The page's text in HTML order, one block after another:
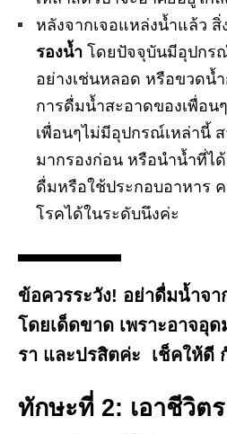
หลังจากเจอแหล่งน้ำแล้ว สิ่
รองน้ำ โดยปัจจุบันมีอุปกร
อย่างเช่นหลอด หรือขวดน้
การดื่มน้ำสะอาดของเพื่อ
เพื่อนๆไม่มีอุปกรณ์เหล่านี้
มากรองก่อน หรือนำน้ำที่ไ
ดื่มหรือใช้ประกอบอาหาร
โรคได้ในระดับนึงค่ะ
ข้อควรระวัง! อย่าดื่มน้ำจา
โดยเด็ดขาด เพราะอาจอุด
รา และปรสิตค่ะ เช็คให้ดี
ทักษะที่ 2: เอาชีวิต